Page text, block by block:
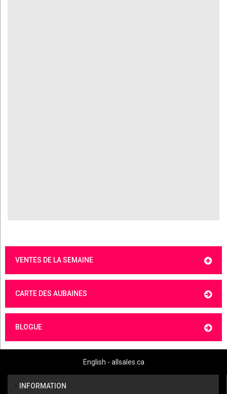
VENTES DE LA SEMAINE
CARTE DES AUBAINES
BLOGUE
English - allsales.ca
INFORMATION